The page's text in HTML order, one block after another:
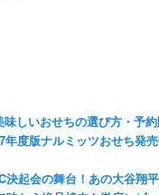
味しいおせちの選び方・予
年度版ナルミッツおせち発
決起会の舞台！あの大谷翔